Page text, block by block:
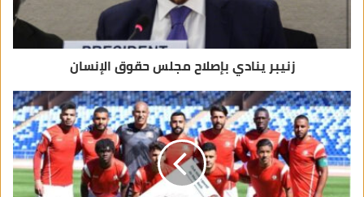
زنيبر ينادي بإصلاح مجلس حقوق الإنسان